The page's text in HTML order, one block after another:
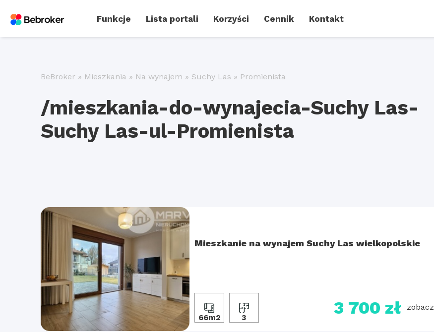
Funkcje Lista portali Korzyści Cennik Kontakt
BeBroker » Mieszkania » Na wynajem » Suchy Las » Promienista
/mieszkania-do-wynajecia-Suchy Las-
Suchy Las-ul-Promienista
Mieszkanie na wynajem Suchy Las wielkopolskie
66m2 3 3 700 zł zobacz